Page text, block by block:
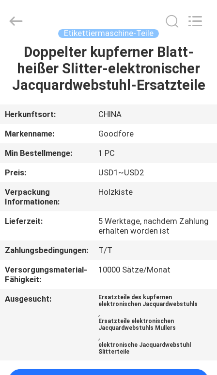
HAUSE
VIDEOS
ÜBER
UNS
WERKSBESICHTIGUNG
KONTAKT
MIT
UNS
BITTE UM
Machinery
Co.,Ltd.
Etikettiermaschine-Teile
Doppelter kupferner Blatt-
heißer Slitter-elektronischer
Jacquardwebstuhl-Ersatzteile
Herkunftsort:
CHINA
Markenname:
Goodfore
Min Bestellmenge:
1 PC
Preis:
USD1~USD2
Verpackung
Informationen:
Holzkiste
Lieferzeit:
5 Werktage, nachdem Zahlung
erhalten worden ist
Zahlungsbedingungen:
T/T
Versorgungsmaterial-
Fähigkeit:
10000 Sätze/Monat
Ausgesucht:
Ersatzteile des kupfernen
elektronischen Jacquardwebstuhls
,
Ersatzteile elektronischen
Jacquardwebstuhls Mullers
,
elektronische Jacquardwebstuhl
Slitterteile